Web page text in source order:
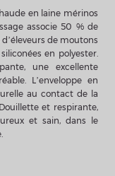
en laine mérinos
associe 50 % de
de moutons
en polyester.
une excellente
L’enveloppe en
au contact de la
et respirante,
et sain, dans le